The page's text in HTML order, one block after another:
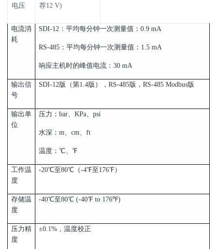
电压
荐12 V)
电流消
耗
SDI-12：平均每分钟一次测量值：0.9 mA
RS-485：平均每分钟一次测量值：1.5 mA
响应主机时的峰值电流：30 mA
输出信
号
SDI-12版（第1.4版），RS-485版，RS-485 Modbus版
输出单
位
压力：bar、KPa、psi
水深：m、cm、ft
温度：℃、℉
工作温
度
-20℃至80℃（-4℉至176℉）
存储温
度
-40℃至80℃ (-40℉ to 176℉)
压力精
度
±0.1%，温度校正